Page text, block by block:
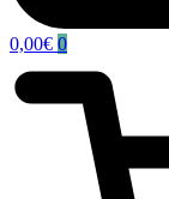
0,00€ 0